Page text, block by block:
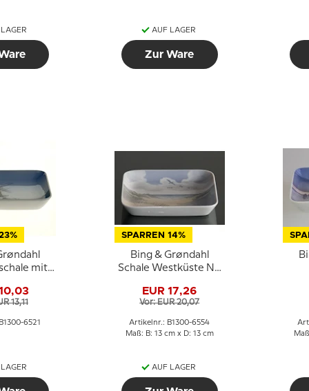
AUF LAGER
Zur Ware
mit
13,11
6521
SPARREN 14%
Bing & Grøndahl
Schale Westküste Nr.
EUR 17,26
Vor: EUR 20,07
Artikelnr.: B1300-6554
Maß: B: 13 cm x D: 13 cm
AUF LAGER